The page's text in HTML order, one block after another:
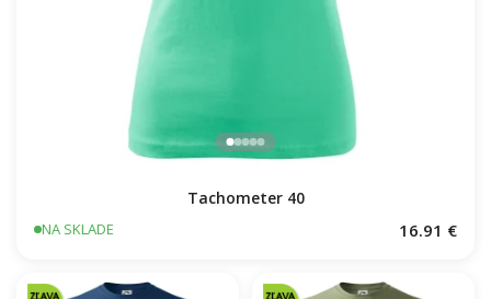
Tachometer 40
NA SKLADE 16.91 €